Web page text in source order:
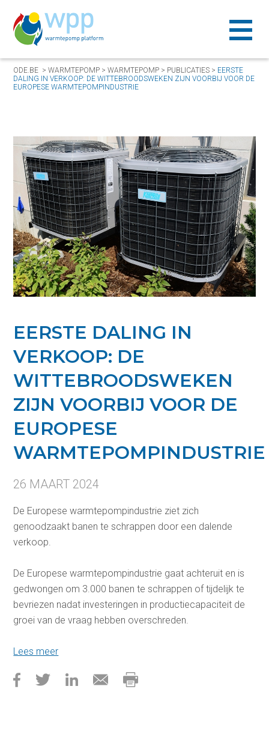
ODE.BE >WARMTEPOMP >WARMTEPOMP > PUBLICATIES > EERSTE
DALING IN VERKOOP: DE WITTEBROODSWEKEN ZIJN VOORBIJ VOOR DE
EUROPESE WARMTEPOMPINDUSTRIE
EERSTE DALING IN
VERKOOP: DE
WITTEBROODSWEKEN
ZIJN VOORBIJ VOOR DE
EUROPESE
WARMTEPOMPINDUSTRIE
26 MAART 2024
De Europese warmtepompindustrie ziet zich
genoodzaakt banen te schrappen door een dalende
verkoop.
De Europese warmtepompindustrie gaat achteruit en is
gedwongen om 3.000 banen te schrappen of tijdelijk te
bevriezen nadat investeringen in productiecapaciteit de
groei van de vraag hebben overschreden.
Lees meer